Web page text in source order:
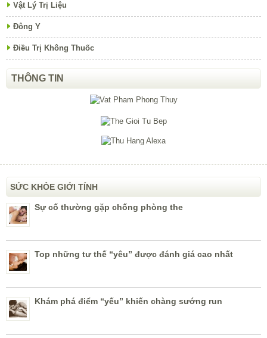
Vật Lý Trị Liệu
Đông Y
Điều Trị Không Thuốc
THÔNG TIN
SỨC KHỎE GIỚI TÍNH
Sự cố thường gặp chống phòng the
Top những tư thế “yêu” được đánh giá cao nhất
Khám phá điểm “yếu” khiến chàng sướng run